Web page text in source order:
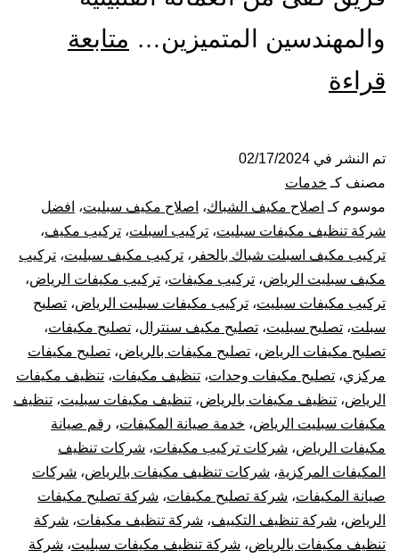
والمهندسين المتميزين… متابعة
قراءة
تنظيف
مكيفات
بالرياض
تم النشر في 02/17/2024
مصنف كـ خدمات
موسوم كـ اصلاح مكيف الشباك، اصلاح مكيف سبليت، افضل
شركة تنظيف مكيفات سبليت، تركيب اسبلت، تركيب مكيف،
تركيب مكيف اسبلت شباك بالحفر ، تركيب مكيف سبليت، تركيب
مكيف سبليت الرياض، تركيب مكيفات، تركيب مكيفات الرياض،
تركيب مكيفات سبليت، تركيب مكيفات سبليت الرياض، تصليح
سبلت، تصليح سبليت، تصليح مكيف سنترال، تصليح مكيفات،
تصليح مكيفات الرياض، تصليح مكيفات بالرياض، تصليح مكيفات
مركزي، تصليح مكيفات وحدات، تنظيف مكيفات، تنظيف مكيفات
الرياض، تنظيف مكيفات بالرياض، تنظيف مكيفات سبليت، تنظيف
مكيفات سبليت الرياض، خدمة صيانة المكيفات، رقم صيانة
مكيفات الرياض، شركات تركيب مكيفات، شركات تنظيف
المكيفات المركزية، شركات تنظيف مكيفات بالرياض، شركات
صيانة المكيفات، شركة تصليح مكيفات، شركة تصليح مكيفات
الرياض، شركة تنظيف التكييف، شركة تنظيف مكيفات، شركة
تنظيف مكيفات بالرياض، شركة تنظيف مكيفات سبليت، شركة